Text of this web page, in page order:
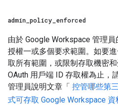
admin policy enforced
由於 Google Workspace 管理
授權一或多個要求範圍。如要
取所有範圍，或限制存取機密
OAuth 用戶端 ID 存取權為止，
管理員說明文章「 控管哪些第
式可存取 Google Workspace 資